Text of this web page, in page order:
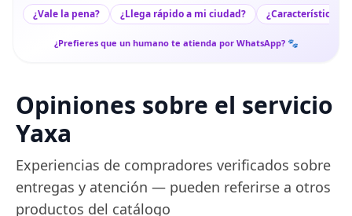
¿Vale la pena? ¿Llega rápido a mi ciudad? ¿Características
¿Prefieres que un humano te atienda por WhatsApp? 🐾
Opiniones sobre el servicio
Yaxa
Experiencias de compradores verificados sobre
entregas y atención — pueden referirse a otros
productos del catálogo